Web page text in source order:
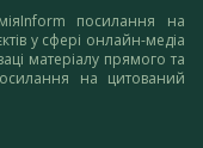
посилання на
у сфері онлайн-медіа
матеріалу прямого та
на цитований